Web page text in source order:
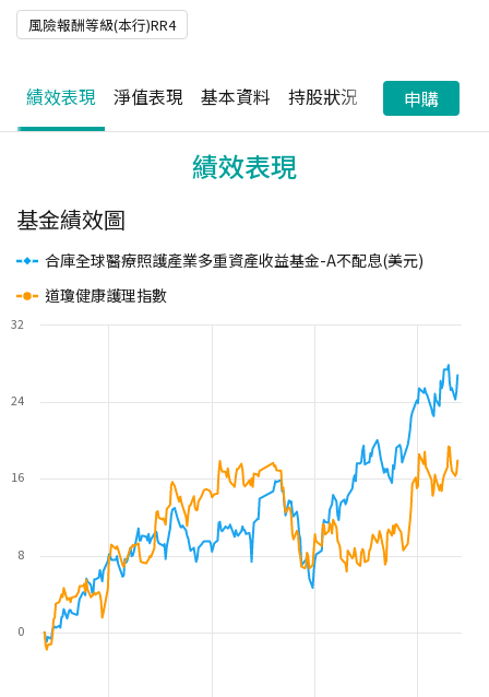
風險報酬等級(本行)RR4
績效表現 淨值表現 基本資料 持股狀況 配息狀況
申購
績效表現
基金績效圖
合庫全球醫療照護產業多重資產收益基金-A不配息(美元)
道瓊健康護理指數
0
8
16
24
32